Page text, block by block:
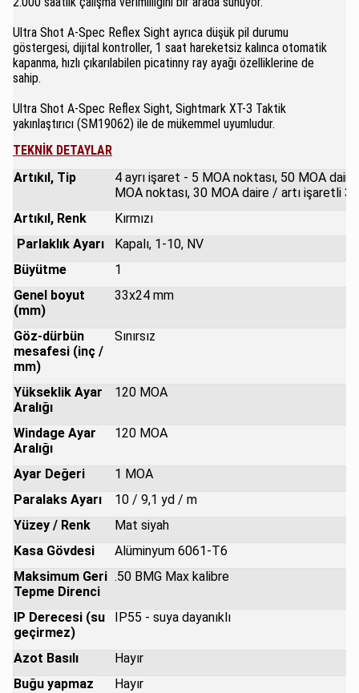
Ultra Shot A-Spec Reflex Sight ayrıca düşük pil durumu
göstergesi, dijital kontroller, 1 saat hareketsiz kalınca otomatik
kapanma, hızlı çıkarılabilen picatinny ray ayağı özelliklerine de
sahip.
Ultra Shot A-Spec Reflex Sight, Sightmark XT-3 Taktik
yakınlaştırıcı (SM19062) ile de mükemmel uyumludur.
TEKNİK DETAYLAR
Artıkıl, Tip
4 ayrı işaret - 5 MOA noktası, 50 MOA
MOA noktası, 30 MOA daire / artı işaretli
Artıkıl, Renk
Kırmızı
Parlaklık Ayarı
Kapalı, 1-10, NV
Büyütme
1
Genel boyut
(mm)
33x24 mm
Göz-dürbün
mesafesi (inç /
mm)
Sınırsız
Yükseklik Ayar
Aralığı
120 MOA
Windage Ayar
Aralığı
120 MOA
Ayar Değeri
1 MOA
Paralaks Ayarı
10 / 9,1 yd / m
Yüzey / Renk
Mat siyah
Kasa Gövdesi
Alüminyum 6061-T6
Maksimum Geri
Tepme Direnci
.50 BMG Max kalibre
IP Derecesi (su
geçirmez)
IP55 - suya dayanıklı
Azot Basılı
Hayır
Buğu yapmaz
Hayır